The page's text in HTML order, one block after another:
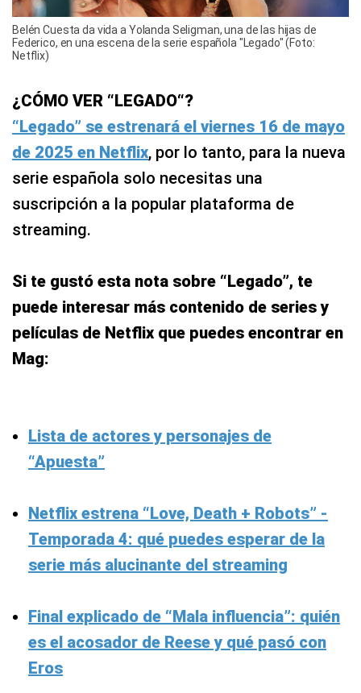
Belén Cuesta da vida a Yolanda Seligman, una de las hijas de
Federico, en una escena de la serie española "Legado" (Foto:
Netflix)
¿CÓMO VER “LEGADO“?
“Legado” se estrenará el viernes 16 de mayo
de 2025 en Netflix, por lo tanto, para la nueva
serie española solo necesitas una
suscripción a la popular plataforma de
streaming.
Si te gustó esta nota sobre “Legado”, te
puede interesar más contenido de series y
películas de Netflix que puedes encontrar en
Mag:
Lista de actores y personajes de
“Apuesta”
Netflix estrena “Love, Death + Robots” -
Temporada 4: qué puedes esperar de la
serie más alucinante del streaming
Final explicado de “Mala influencia”: quién
es el acosador de Reese y qué pasó con
Eros